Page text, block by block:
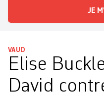
JE
VAUD
Elise
David